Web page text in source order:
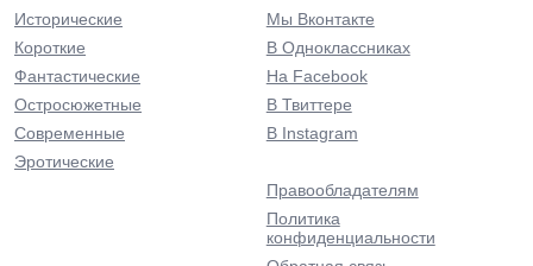
Исторические
Короткие
Фантастические
Остросюжетные
Современные
Эротические
Мы Вконтакте
В Одноклассниках
На Facebook
В Твиттере
В Instagram
Правообладателям
Политика
конфиденциальности